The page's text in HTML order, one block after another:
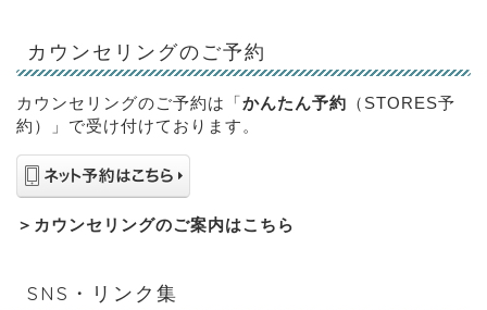
カウンセリングのご予約
カウンセリングのご予約は「かんたん予約 （STORES予
約）」で受け付けております。
＞ カウンセリングのご案内はこちら
SNS・リンク集